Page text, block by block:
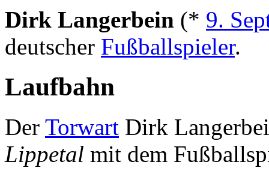
Dirk Langerbein (* 9.
deutscher Fußballspieler.
Laufbahn
Der Torwart Dirk
Lippetal mit dem